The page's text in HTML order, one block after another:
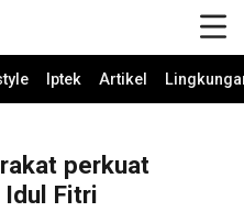
Iptek Artikel
perkuat
Idul Fitri